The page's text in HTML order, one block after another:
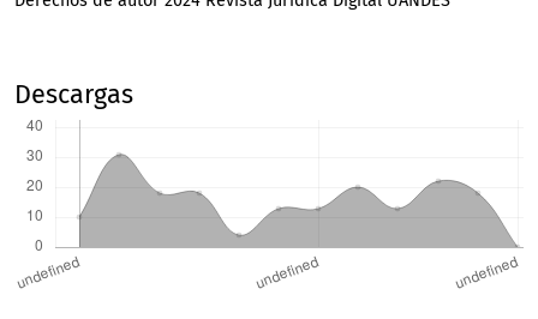
Descargas